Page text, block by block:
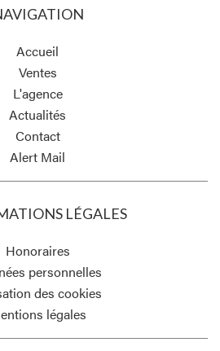
Accueil
Ventes
L'agence
Actualités
Contact
Alert Mail
LÉGALES
Honoraires
personnelles
des cookies
légales